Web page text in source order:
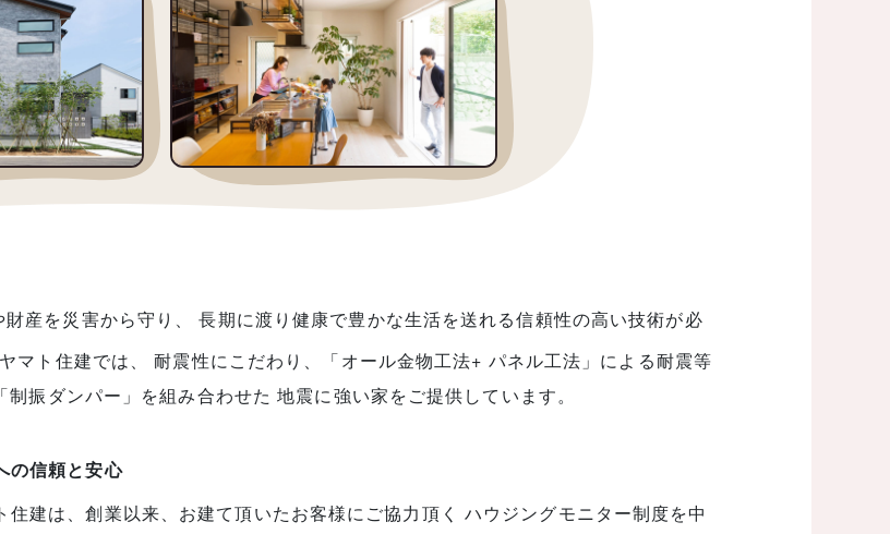
産を災害から守り、 長期に渡り健康で豊かな生活を送れる信頼性の高い技術が必
マト住建では、 耐震性にこだわり、「オール金物工法+ パネル工法」による耐震等
振ダンパー」を組み合わせた 地震に強い家をご提供しています。
の信頼と安心
住建は、創業以来、お建て頂いたお客様にご協力頂く ハウジングモニター制度を中